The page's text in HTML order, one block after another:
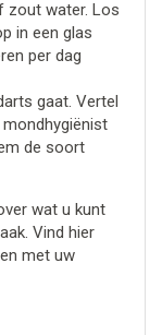
zout water. Los
in een glas
per dag
gaat. Vertel
de soort
wat u kunt
Vind hier
met uw